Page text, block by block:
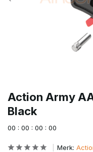
Action Army
Black
00 : 00 : 00 : 00
Merk: